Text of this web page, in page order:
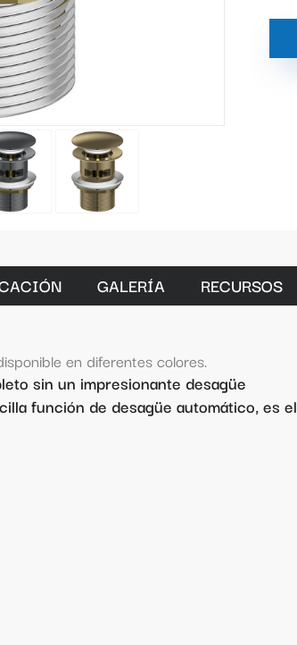
GALERÍA RECURSOS
en diferentes colores.
sin un impresionante desagüe
función de desagüe automático, es el